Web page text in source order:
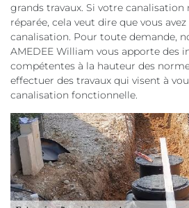
grands travaux. Si votre
réparée, cela veut dire que vous
canalisation. Pour toute demande,
AMEDEE William vous apporte des
compétentes à la hauteur des
effectuer des travaux qui visent à
canalisation fonctionnelle.